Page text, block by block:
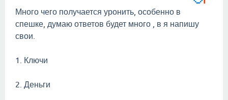
Много чего получается уронить, особенно в
спешке, думаю ответов будет много , в я напишу
свои.
1. Ключи
2. Деньги